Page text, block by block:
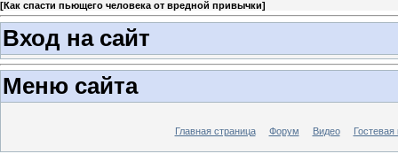
[Как спасти пьющего человека от вредной привычки]
Вход на сайт
Меню сайта
Главная страница Форум Видео Гостевая